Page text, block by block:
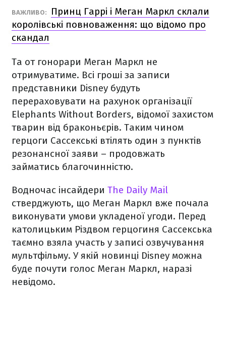
ВАЖЛИВО:
Принц Гаррі і Меган Маркл склали
королівські повноваження: що відомо про
скандал
Та от гонорари Меган Маркл не
отримуватиме. Всі гроші за записи
представники Disney будуть
перераховувати на рахунок організації
Elephants Without Borders, відомої захистом
тварин від браконьєрів. Таким чином
герцоги Сассекські втілять один з пунктів
резонансної заяви – продовжать
займатись благочинністю.
Водночас інсайдери The Daily Mail
стверджують, що Меган Маркл вже почала
виконувати умови укладеної угоди. Перед
католицьким Різдвом герцогиня Сассекська
таємно взяла участь у записі озвучування
мультфільму. У якій новинці Disney можна
буде почути голос Меган Маркл, наразі
невідомо.